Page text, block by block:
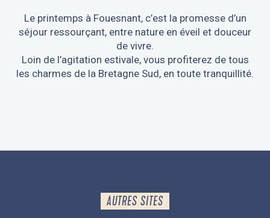
Le printemps à Fouesnant, c’est la promesse d’un
séjour ressourçant, entre nature en éveil et douceur
de vivre.
Loin de l’agitation estivale, vous profiterez de tous
les charmes de la Bretagne Sud, en toute tranquillité.
AUTRES SITES